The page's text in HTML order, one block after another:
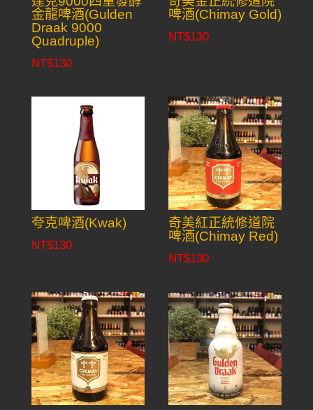
金龍啤酒(Gulden
Draak 9000
Quadruple)
NT$130
啤酒(Chimay Gold)
NT$130
夸克啤酒(Kwak)
NT$130
奇美紅正統修道院
啤酒(Chimay Red)
NT$130